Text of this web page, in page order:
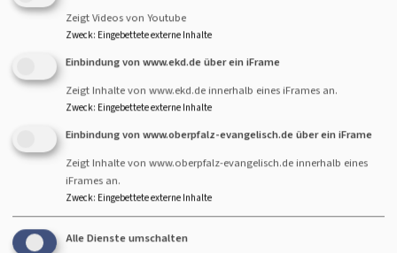
Die Predigten der letzten Jahre finden Sie im
predigtplan
Zum Vergrößern bitte anklicken.
Zeigt Videos von Youtube
Zweck: Eingebettete externe Inhalte
Einbindung von www.ekd.de über ein iFrame
Zeigt Inhalte von www.ekd.de innerhalb eines iFrames an.
Zweck: Eingebettete externe Inhalte
Einbindung von www.oberpfalz-evangelisch.de über ein iFrame
Zeigt Inhalte von www.oberpfalz-evangelisch.de innerhalb eines
iFrames an.
Zweck: Eingebettete externe Inhalte
Alle Dienste umschalten